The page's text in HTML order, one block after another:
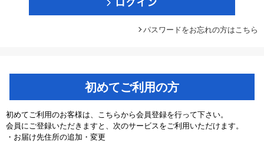
パスワードをお忘れの方はこちら
初めてご利用の方
初めてご利用のお客様は、こちらから会員登録を行って下さい。
会員にご登録いただきますと、次のサービスをご利用いただけます。
・お届け先住所の追加・変更